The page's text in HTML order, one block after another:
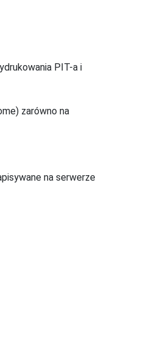
PIT-a i
zarówno na
na serwerze